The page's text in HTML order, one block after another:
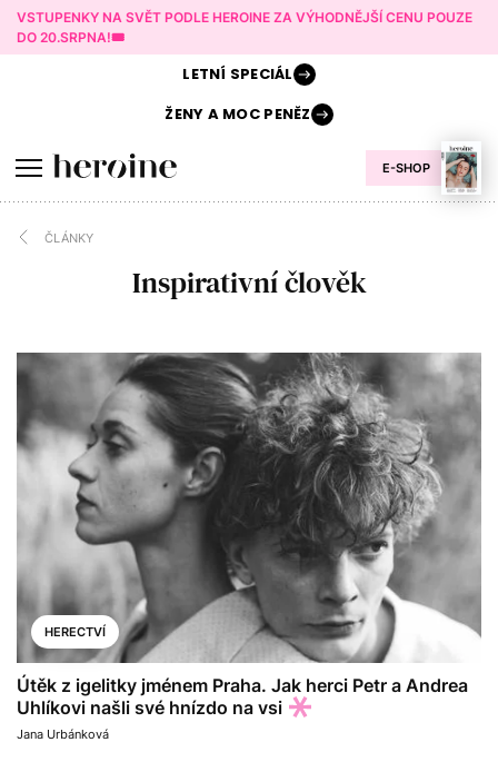
VSTUPENKY NA SVĚT PODLE HEROINE ZA VÝHODNĚJŠÍ CENU POUZE
DO 20.SRPNA!🎟️
E-SHOP
LETNÍ SPECIÁL
ŽENY AMOC PENĚZ
ČLÁNKY
Inspirativní člověk
HERECTVÍ
Útěk z igelitky jménem Praha. Jak herci Petr a Andrea
Uhlíkovi našli své hnízdo na vsi
Jana Urbánková